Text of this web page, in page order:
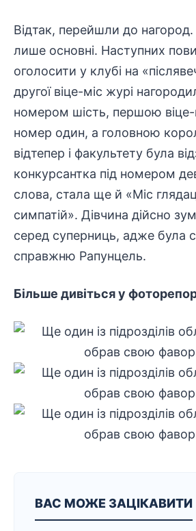
Відтак, перейшли до
лише основні. Наступних
оголосити у клубі на
другої віце-міс журі
номером шість, першою віце-
номер один, а головною
відтепер і факультету була
конкурсантка під номером
слова, стала ще й «Міс
симпатій». Дівчина дійсно
серед суперниць, адже була
справжню Рапунцель.
Більше дивіться у
ВАС МОЖЕ ЗАЦІКАВИТИ